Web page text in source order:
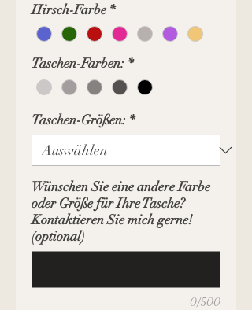
Hirsch-Farbe *
Taschen-Farben: *
Taschen-Größen: *
Wünschen Sie eine andere Farbe
oder Größe für Ihre Tasche?
Kontaktieren Sie mich gerne!
(optional)
0/500